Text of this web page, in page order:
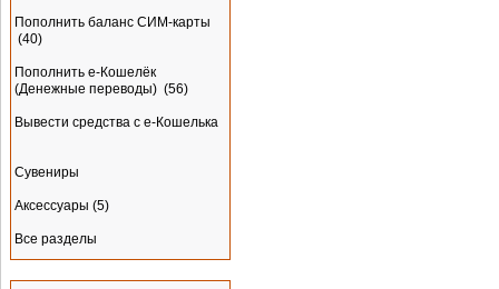
Пополнить баланс СИМ-карты
(40)
Пополнить e-Кошелёк
(Денежные переводы) (56)
Вывести средства с е-Кошелька
Сувениры
Аксессуары (5)
Все разделы